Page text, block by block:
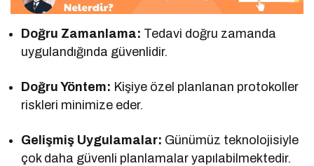
Doğru Zamanlama: Tedavi doğru zamanda
uygulandığında güvenlidir.
Doğru Yöntem: Kişiye özel planlanan protokoller
riskleri minimize eder.
Gelişmiş Uygulamalar: Günümüz teknolojisiyle
çok daha güvenli planlamalar yapılabilmektedir.